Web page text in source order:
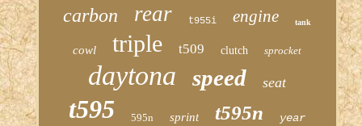
carbon rear t955i engine tank
cowl triple t509 clutch sprocket
daytona speed seat
t595 595n sprint t595n year